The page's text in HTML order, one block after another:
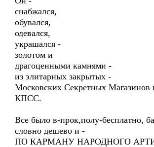
снабжался,
обувался,
одевался,
украшался -
золотом и
драгоценными камнями -
из элитарных закрытых -
Московских Секретных
КПСС.
Все было в-прок,полу-бесплатно,
словно дешево и -
ПО КАРМАНУ НАРОДНОГО